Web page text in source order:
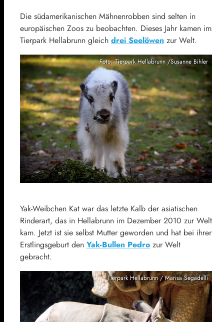
Die südamerikanischen Mähnenrobben sind selten in
europäischen Zoos zu beobachten. Dieses Jahr kamen im
Tierpark Hellabrunn gleich drei Seelöwen zur Welt.
Foto: Tierpark Hellabrunn /Susanne Bihler
Yak-Weibchen Kat war das letzte Kalb der asiatischen
Rinderart, das in Hellabrunn im Dezember 2010 zur Welt
kam. Jetzt ist sie selbst Mutter geworden und hat bei ihrer
Erstlingsgeburt den Yak-Bullen Pedro zur Welt
gebracht.
Tierpark Hellabrunn / Marisa Segadelli